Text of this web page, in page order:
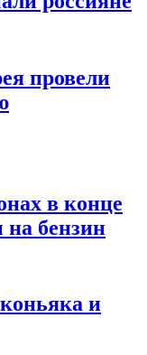
провели
в конце
бензин
и